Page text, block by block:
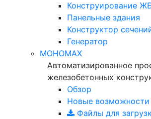
Конструирование
Панельные здания
Конструктор
Генератор
МОНОМАХ
Автоматизированное
железобетонных
Обзор
Новые возможности
Файлы для